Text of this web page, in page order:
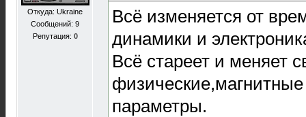
Откуда: Ukraine
Сообщений: 9
Репутация: 0
Всё изменяется от
динамики и
Всё стареет и меняет
физические,магнитные
параметры.